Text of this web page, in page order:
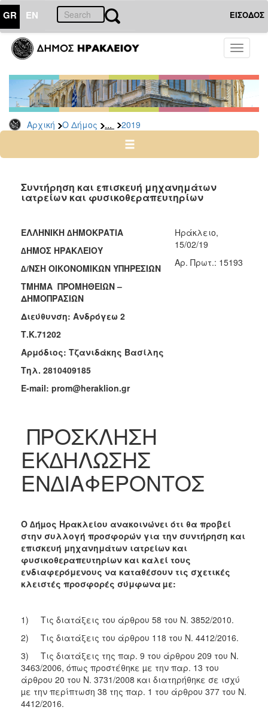
GR EN ΕΙΣΟΔΟΣ
Toggle
Αρχική Ο Δήμος ... 2019
ΔΗΜΟΣ
Διακηρύξεις
-
Δημοπρασίες
Αρχείο
2025
2023
2021
2020
2019
2018
2017
2016
2015
2013
ΠΟΛΙΤΙΣΜΟΣ
ΑΝΘΕΚΤΙΚΗ
ΠΟΛΗ
Συντήρηση και επισκευή μηχανημάτων
ιατρείων και φυσικοθεραπευτηρίων
ΕΛΛΗΝΙΚΗ ∆ΗΜΟΚΡΑΤΙΑ
∆ΗΜΟΣ ΗΡΑΚΛΕΙΟΥ
∆/ΝΣΗ ΟΙΚΟΝΟΜΙΚΩΝ ΥΠΗΡΕΣΙΩΝ
ΤΜΗΜΑ ΠΡΟΜΗΘΕΙΩΝ –
ΔΗΜΟΠΡΑΣΙΩΝ
Διεύθυνση: Ανδρόγεω 2
Τ.Κ.71202
Αρμόδιος: Τζανιδάκης Βασίλης
Τηλ. 2810409185
E-mail: prom@heraklion.gr
Ηράκλειο,
15/02/19
Aρ. Πρωτ.: 15193
ΠΡΟΣΚΛΗΣΗ
ΕΚ∆ΗΛΩΣΗΣ
ΕΝ∆ΙΑΦΕΡΟΝΤΟΣ
Ο ∆ήµος Ηρακλείου ανακοινώνει ότι θα προβεί
στην συλλογή προσφορών για την συντήρηση και
επισκευή μηχανημάτων ιατρείων και
φυσικοθεραπευτηρίων και καλεί τους
ενδιαφερόμενους να καταθέσουν τις σχετικές
κλειστές προσφορές σύμφωνα µε:
1) Τις διατάξεις του άρθρου 58 του Ν. 3852/2010.
2) Τις διατάξεις του άρθρου 118 του Ν. 4412/2016.
3) Τις διατάξεις της παρ. 9 του άρθρου 209 του Ν.
3463/2006, όπως προστέθηκε µε την παρ. 13 του
άρθρου 20 του Ν. 3731/2008 και διατηρήθηκε σε ισχύ
µε την περίπτωση 38 της παρ. 1 του άρθρου 377 του Ν.
4412/2016.